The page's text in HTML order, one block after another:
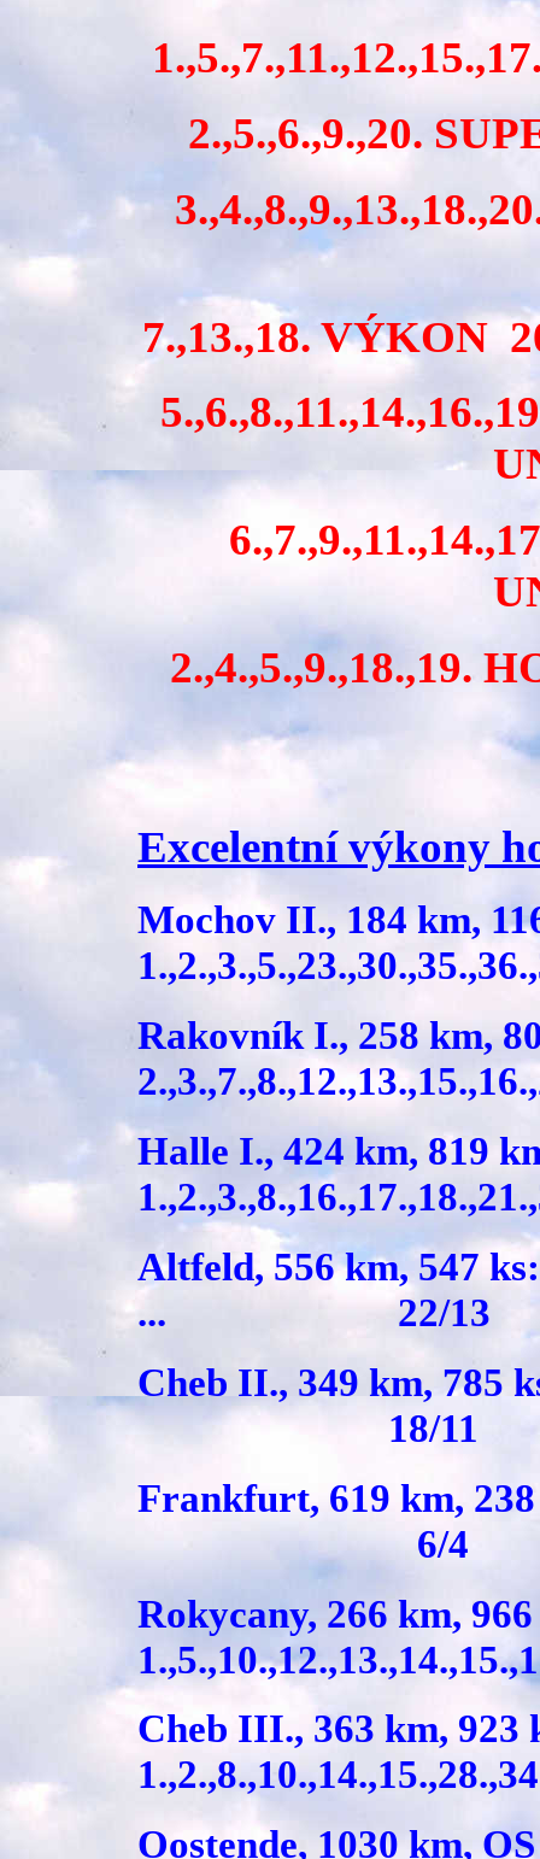
2.,5.,6.,9.,20.
7.,13.,18. VÝKON
2.,4.,5.,9.,18.,19.
Excelentní výkony
Mochov II., 184
Rakovník I., 258
Halle I., 424
Altfeld, 556 km,
... 22/13
Cheb II., 349
18/11
Frankfurt, 619
6/4
Rokycany, 266
Cheb III., 363
Oostende, 1030